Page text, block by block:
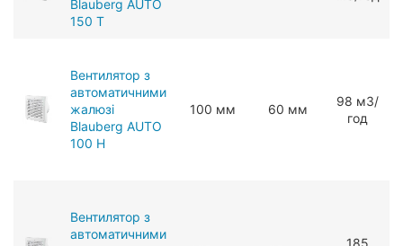
Blauberg AUTO
150 T
Вентилятор з
автоматичними
жалюзі
Blauberg AUTO
100 H
100 мм 60 мм
98 мЗ/
год
Вентилятор з
автоматичними
185